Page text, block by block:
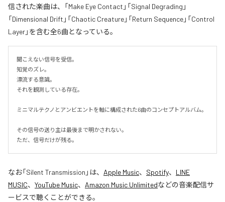
信された楽曲は、「Make Eye Contact」「Signal Degrading」
「Dimensional Drift」「Chaotic Creature」「Return Sequence」「Control
Layer」を含む全6曲となっている。
聞こえない信号を受信。
知覚のズレ。
漂流する意識。
それを観測している存在。
ミニマルテクノとアンビエントを軸に構成された6曲のコンセプトアルバム。
その信号の送り主は最後まで明かされない。
ただ、信号だけが残る。
なお「Silent Transmission 」は、 Apple Music、 Spotify、 LINE
MUSIC、 YouTube Music、 Amazon Music Unlimitedなどの音楽配信サ
ービスで聴くことができる。